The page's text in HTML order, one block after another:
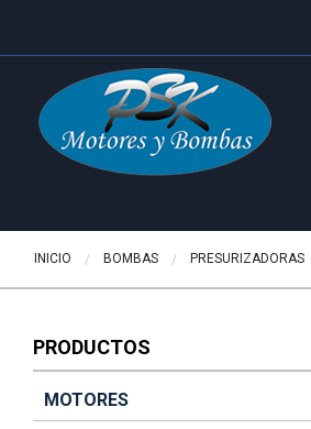
INICIO BOMBAS PRESURIZADORAS
PRODUCTOS
MOTORES